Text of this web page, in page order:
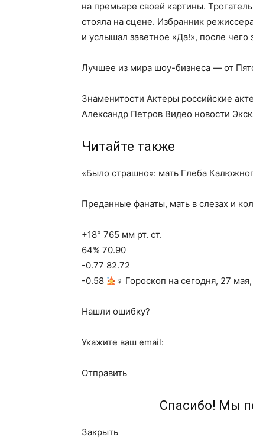
на премьере своей картины.
стояла на сцене. Избранник
и услышал заветное «Да!», после чего
Лучшее из мира шоу-бизнеса — от
Знаменитости Актеры российские
Александр Петров Видео новости
Читайте также
«Было страшно»: мать Глеба
Преданные фанаты, мать в слезах и
+18° 765 мм рт. ст.
64% 70.90
-0.77 82.72
-0.58
‍♀ Гороскоп на сегодня, 27
Нашли ошибку?
Укажите ваш email:
Отправить
Спасибо! Мы
Закрыть